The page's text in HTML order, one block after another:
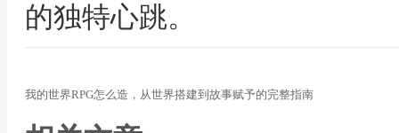
的独特心跳。
我的世界RPG怎么造，从世界搭建到故事赋予的完整指南